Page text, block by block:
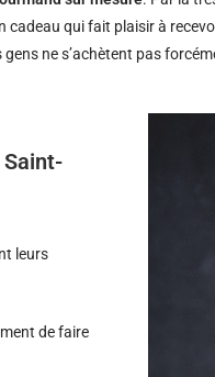
cadeau qui fait plaisir à
ne s’achètent pas
leurs
de faire